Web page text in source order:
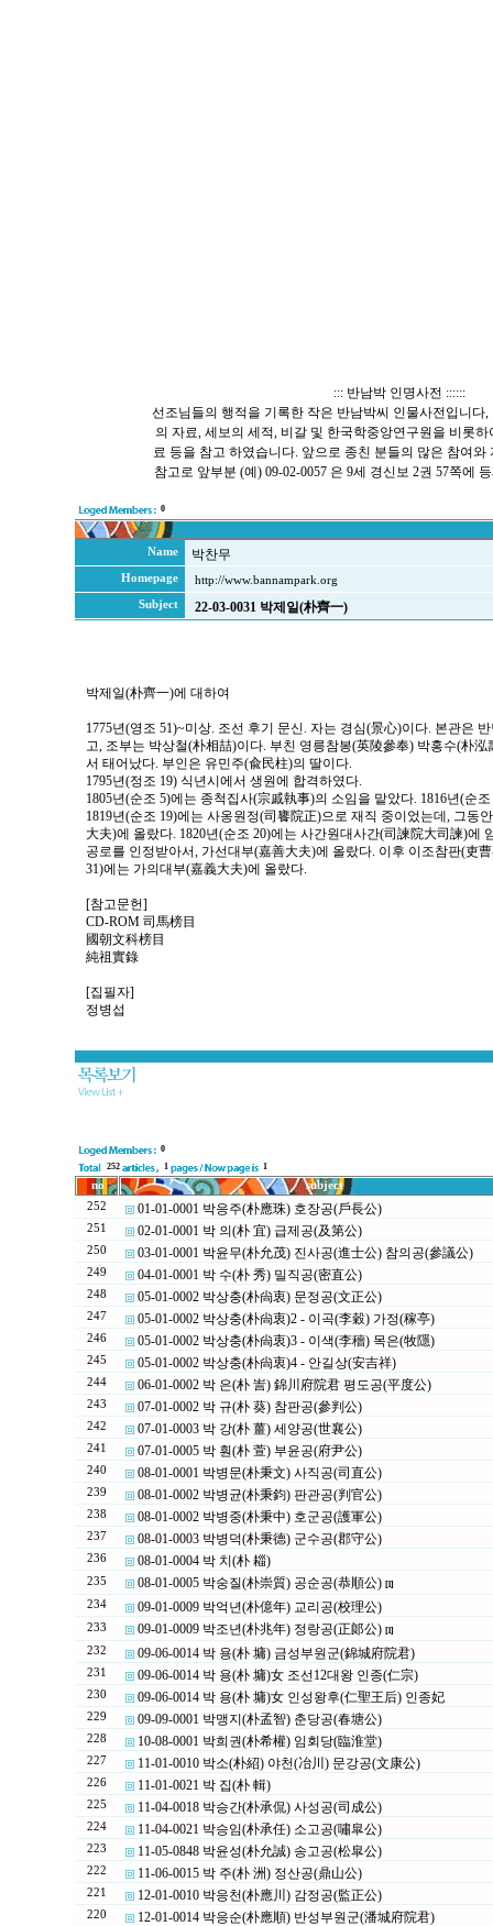
::: 반남박 인명사전 ::::::
선조님들의 행적을 기록한 작은 반남박씨 인물사전입니다
의 자료, 세보의 세적, 비갈 및 한국학중앙연구원을 비롯
료 등을 참고 하였습니다. 앞으로 종친 분들의 많은 참여와
참고로 앞부분 (예) 09-02-0057 은 9세 경신보 2권 57쪽에
0
Name 박찬무
Homepage
http://www.bannampark.org
Subject
22-03-0031 박제일(朴齊一)
박제일(朴齊一)에 대하여
1775년(영조 51)~미상. 조선 후기 문신. 자는 경심(景心)이다. 본관은
고, 조부는 박상철(朴相喆)이다. 부친 영릉참봉(英陵參奉) 박홍수(朴
서 태어났다. 부인은 유민주(兪民柱)의 딸이다.
1795년(정조 19) 식년시에서 생원에 합격하였다.
1805년(순조 5)에는 종척집사(宗戚執事)의 소임을 맡았다. 1816년(순
1819년(순조 19)에는 사옹원정(司饔院正)으로 재직 중이었는데, 그동
大夫)에 올랐다. 1820년(순조 20)에는 사간원대사간(司諫院大司諫)에
공로를 인정받아서, 가선대부(嘉善大夫)에 올랐다. 이후 이조참판(吏
31)에는 가의대부(嘉義大夫)에 올랐다.
[참고문헌]
CD-ROM 司馬榜目
國朝文科榜目
純祖實錄
[집필자]
정병섭
0
252
1 1
no
subject
252
01-01-0001 박응주(朴應珠) 호장공(戶長公)
251 02-01-0001 박 의(朴 宜) 급제공(及第公)
250 03-01-0001 박윤무(朴允茂) 진사공(進士公) 참의공(參議公)
249 04-01-0001 박 수(朴 秀) 밀직공(密直公)
248 05-01-0002 박상충(朴尙衷) 문정공(文正公)
247 05-01-0002 박상충(朴尙衷)2 - 이곡(李穀) 가정(稼亭)
246 05-01-0002 박상충(朴尙衷)3 - 이색(李穡) 목은(牧隱)
245 05-01-0002 박상충(朴尙衷)4 - 안길상(安吉祥)
244 06-01-0002 박 은(朴 訔) 錦川府院君 평도공(平度公)
243 07-01-0002 박 규(朴 葵) 참판공(參判公)
242 07-01-0003 박 강(朴 薑) 세양공(世襄公)
241 07-01-0005 박 훤(朴 萱) 부윤공(府尹公)
240 08-01-0001 박병문(朴秉文) 사직공(司直公)
239 08-01-0002 박병균(朴秉鈞) 판관공(判官公)
238 08-01-0002 박병중(朴秉中) 호군공(護軍公)
237 08-01-0003 박병덕(朴秉德) 군수공(郡守公)
236 08-01-0004 박 치(朴 䎩)
235 08-01-0005 박숭질(朴崇質) 공순공(恭順公) [1]
234 09-01-0009 박억년(朴億年) 교리공(校理公)
233 09-01-0009 박조년(朴兆年) 정랑공(正郞公) [1]
232 09-06-0014 박 용(朴 墉) 금성부원군(錦城府院君)
231 09-06-0014 박 용(朴 墉)女 조선12대왕 인종(仁宗)
230 09-06-0014 박 용(朴 墉)女 인성왕후(仁聖王后) 인종妃
229 09-09-0001 박맹지(朴孟智) 춘당공(春塘公)
228 10-08-0001 박희권(朴希權) 임회당(臨淮堂)
227 11-01-0010 박소(朴紹) 야천(冶川) 문강공(文康公)
226 11-01-0021 박 집(朴 輯)
225 11-04-0018 박승간(朴承侃) 사성공(司成公)
224 11-04-0021 박승임(朴承任) 소고공(嘯皐公)
223 11-05-0848 박윤성(朴允誠) 송고공(松皐公)
222 11-06-0015 박 주(朴 洲) 정산공(鼎山公)
221 12-01-0010 박응천(朴應川) 감정공(監正公)
220 12-01-0014 박응순(朴應順) 반성부원군(潘城府院君)